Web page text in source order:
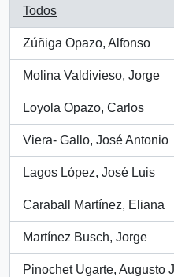
Todos
Zúñiga Opazo, Alfonso
, 42 resultados
Molina Valdivieso, Jorge
, 26 resultados
Loyola Opazo, Carlos
, 18 resultados
Viera- Gallo, José Antonio
, 14 resultados
Lagos López, José Luis
, 12 resultados
Caraball Martínez, Eliana
, 10 resultados
Martínez Busch, Jorge
, 8 resultados
Pinochet Ugarte, Augusto